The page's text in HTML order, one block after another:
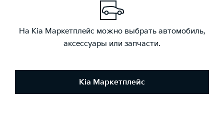
На Kia Маркетплейс можно выбрать автомобиль,
аксессуары или запчасти.
Kia Маркетплейс